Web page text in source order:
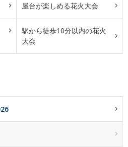
屋台が楽しめる花火大会
駅から徒歩10分以内の花火
大会